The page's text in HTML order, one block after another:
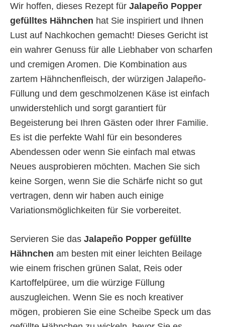
Wir hoffen, dieses Rezept für Jalapeño Popper
gefülltes Hähnchen hat Sie inspiriert und Ihnen
Lust auf Nachkochen gemacht! Dieses Gericht ist
ein wahrer Genuss für alle Liebhaber von scharfen
und cremigen Aromen. Die Kombination aus
zartem Hähnchenfleisch, der würzigen Jalapeño-
Füllung und dem geschmolzenen Käse ist einfach
unwiderstehlich und sorgt garantiert für
Begeisterung bei Ihren Gästen oder Ihrer Familie.
Es ist die perfekte Wahl für ein besonderes
Abendessen oder wenn Sie einfach mal etwas
Neues ausprobieren möchten. Machen Sie sich
keine Sorgen, wenn Sie die Schärfe nicht so gut
vertragen, denn wir haben auch einige
Variationsmöglichkeiten für Sie vorbereitet.
Servieren Sie das Jalapeño Popper gefüllte
Hähnchen am besten mit einer leichten Beilage
wie einem frischen grünen Salat, Reis oder
Kartoffelpüree, um die würzige Füllung
auszugleichen. Wenn Sie es noch kreativer
mögen, probieren Sie eine Scheibe Speck um das